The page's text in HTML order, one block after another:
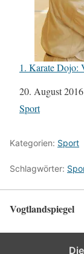
1. Karate Dojo:
Datum
20. August 2016
In Bezug auf
Sport
Kategorien: Sport
Schlagwörter:
Vogtlandspiegel